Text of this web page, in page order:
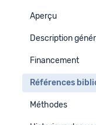
Aperçu
Description
Financement
Références
Méthodes
Références
Livre entier
Fischer, Adrian,
Freiwilligen-Monitor
Documents non-